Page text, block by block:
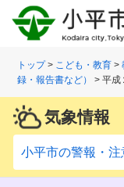
トップ> こども・教育 >
録・報告書など）
> 平成
気象情報
小平市の警報・注